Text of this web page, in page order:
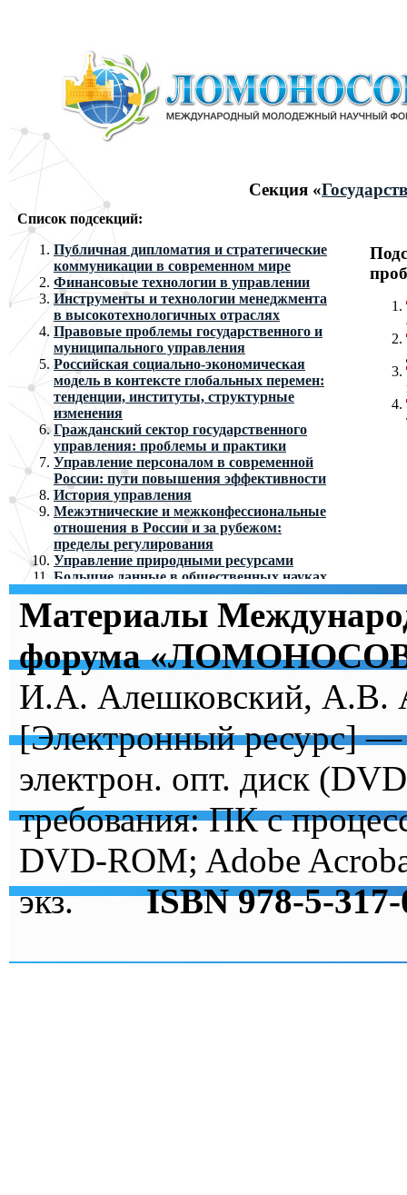
Секция «
Список подсекций:
Публичная дипломатия и стратегические
коммуникации в современном мире
Финансовые технологии в управлении
Инструменты и технологии менеджмента
в высокотехнологичных отраслях
Правовые проблемы государственного и
муниципального управления
Российская социально-экономическая
модель в контексте глобальных перемен:
тенденции, институты, структурные
изменения
Гражданский сектор государственного
управления: проблемы и практики
Управление персоналом в современной
России: пути повышения эффективности
История управления
Межэтнические и межконфессиональные
отношения в России и за рубежом:
пределы регулирования
Управление природными ресурсами
Большие данные в общественных науках
Актуальные вопросы
внешнеэкономической деятельности в
современных условиях
Региональное и муниципальное
управление: отечественный и зарубежный
опыт
Круглый стол «Национальная
инновационная система»
Управление развитием экономики
Стратегическое планирование экономики
Материалы
форума
И.А. Алешковский, А.В.
[Электронный
электрон. опт. диск
требования: ПК с
DVD-ROM; Adobe
экз.
ISBN 978-5-